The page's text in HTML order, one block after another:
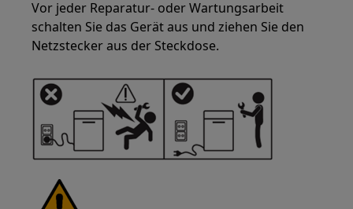
Vor jeder Reparatur- oder Wartungsarbeit
schalten Sie das Gerät aus und ziehen Sie den
Netzstecker aus der Steckdose.